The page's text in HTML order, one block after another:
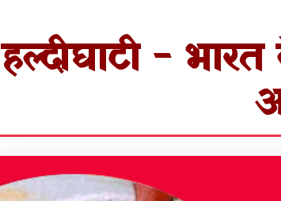
हल्दीघाटी -